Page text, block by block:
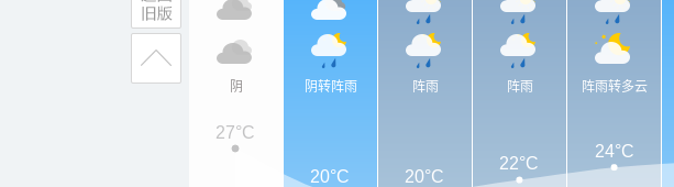
阴 阴转阵雨 阵雨 阵雨 阵雨转多云
27°C
20°C 20°C
22°C
24°C